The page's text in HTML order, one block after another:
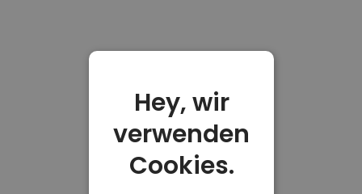
Hey, wir
verwenden
Cookies.